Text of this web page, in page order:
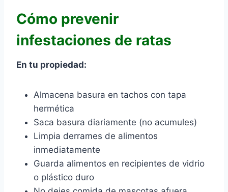
Cómo prevenir
infestaciones de ratas
En tu propiedad:
Almacena basura en tachos con tapa
hermética
Saca basura diariamente (no acumules)
Limpia derrames de alimentos
inmediatamente
Guarda alimentos en recipientes de vidrio
o plástico duro